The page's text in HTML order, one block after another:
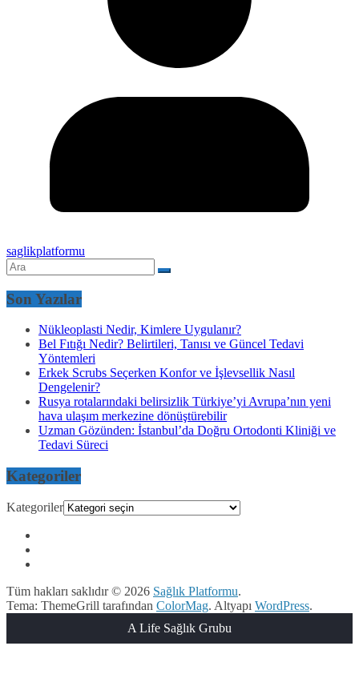
saglikplatformu
Son Yazılar
Nükleoplasti Nedir, Kimlere Uygulanır?
Bel Fıtığı Nedir? Belirtileri, Tanısı ve Güncel Tedavi
Yöntemleri
Erkek Scrubs Seçerken Konfor ve İşlevsellik Nasıl
Dengelenir?
Rusya rotalarındaki belirsizlik Türkiye’yi Avrupa’nın yeni
hava ulaşım merkezine dönüştürebilir
Uzman Gözünden: İstanbul’da Doğru Ortodonti Kliniği ve
Tedavi Süreci
Kategoriler
Kategoriler
Tüm hakları saklıdır © 2026 Sağlık Platformu.
Tema: ThemeGrill tarafından ColorMag. Altyapı WordPress.
A Life Sağlık Grubu